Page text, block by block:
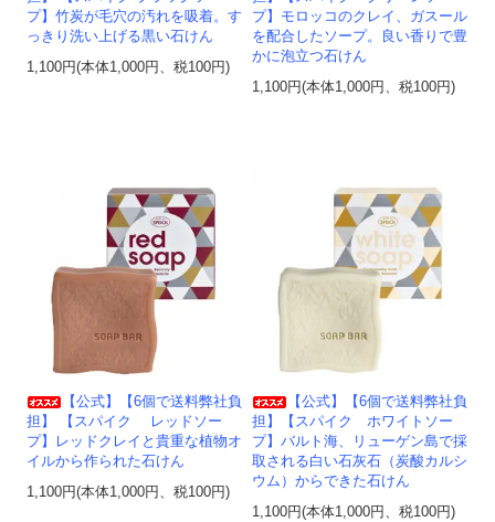
プ】竹炭が毛穴の汚れを吸着。す
っきり洗い上げる黒い石けん
1,100円(本体1,000円、税100円)
プ】モロッコのクレイ、ガスール
を配合したソープ。良い香りで豊
かに泡立つ石けん
1,100円(本体1,000円、税100円)
【公式】【6個で送料弊社負
担】 【スパイク レッドソー
プ】レッドクレイと貴重な植物オ
イルから作られた石けん
1,100円(本体1,000円、税100円)
【公式】【6個で送料弊社負
担】【スパイク ホワイトソー
プ】バルト海、リューゲン島で採
取される白い石灰石（炭酸カルシ
ウム）からできた石けん
1,100円(本体1,000円、税100円)